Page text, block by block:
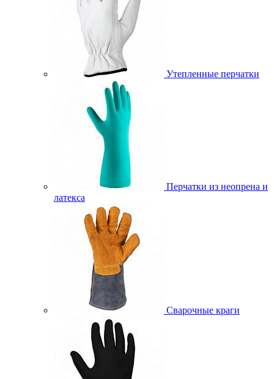
Утепленные перчатки
Перчатки из неопрена и
латекса
Сварочные краги